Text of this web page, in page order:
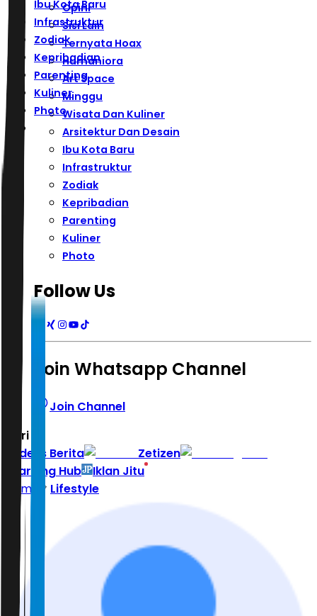
Ibu Kota Baru
Infrastruktur
Zodiak
Kepribadian
Parenting
Kuliner
Photo
Opini
Sisi Lain
Ternyata Hoax
Humaniora
Art Space
Minggu
Wisata Dan Kuliner
Arsitektur Dan Desain
Ibu Kota Baru
Infrastruktur
Zodiak
Kepribadian
Parenting
Kuliner
Photo
Follow Us
Join Whatsapp Channel
Join Channel
Hari ini
Indeks Berita
Zetizen
Learning Hub
Iklan Jitu
Home
Lifestyle